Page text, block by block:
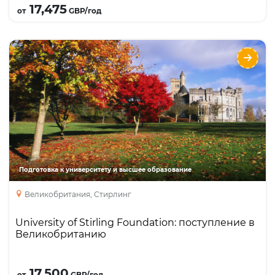
от17,475 GBP/год
Подготовка к университету и высшее образование
Великобритания, Стирлинг
University of Stirling Foundation: поступление в
Великобританию
University of Stirling Foundation: поступление
в Великобританию
Курсы
Языки
Направления
Foundation
International Year One
Academic English
International Year Two